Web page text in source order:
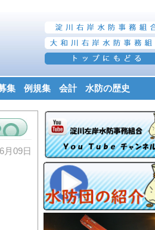
集 例規集 会計 水防の歴史
月09日